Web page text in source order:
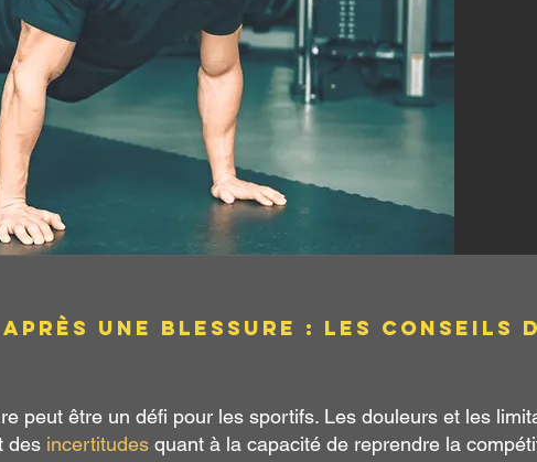
une blessure : les conseils
peut être un défi pour les sportifs. Les douleurs et les
des incertitudes quant à la capacité de reprendre la